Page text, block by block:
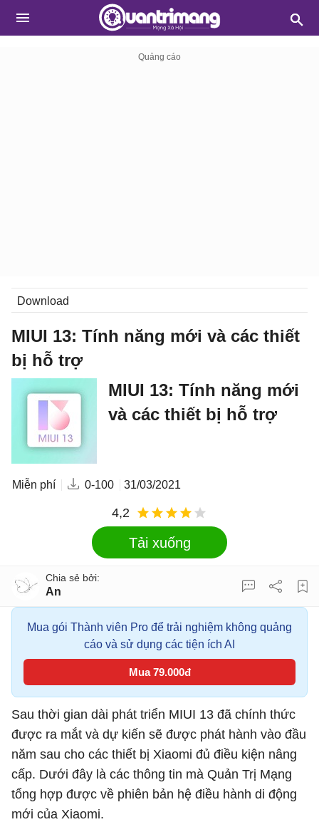
Download
MIUI 13: Tính năng mới và các thiết
bị hỗ trợ
MIUI 13: Tính năng mới
và các thiết bị hỗ trợ
Miễn phí 0-100 31/03/2021
4,2
Tải xuống
An
Mua gói Thành viên Pro để trải nghiệm không quảng
cáo và sử dụng các tiện ích AI
Mua 79.000đ
Sau thời gian dài phát triển MIUI 13 đã chính thức
được ra mắt và dự kiến sẽ được phát hành vào đầu
năm sau cho các thiết bị Xiaomi đủ điều kiện nâng
cấp. Dưới đây là các thông tin mà Quản Trị Mạng
tổng hợp được về phiên bản hệ điều hành di động
mới của Xiaomi.